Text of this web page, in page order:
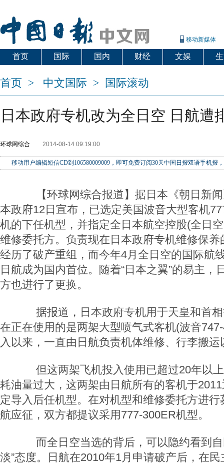
移动新媒体
首页 国际 国内 财经 文娱
首页 > 中文国际 > 国际滚动
日本政府专机改为全日空 日航遭
环球网综合 2014-08-14 09:19:00
移动用户编辑短信CD到106580009009，即可免费订阅30天中国日报双语手机报
【环球网综合报道】据日本《朝日新闻
本政府12日宣布，已选定美国波音大型客机
机的下任机型，并指定全日本航空控股(全日
维修委托方。负责现在日本政府专机维修保
经历了破产重组，而今年4月全日空的国际航
日航成为国内首位。随着“日本之翼”的易主，
方也进行了更换。
据报道，日本政府专机用于天皇和首相
在正在使用的是两架大型喷气式客机(波音
入以来，一直由日航负责机体维修、行李搬
但这两架飞机投入使用已超过20年以上
耗油量过大，这两架由日航所有的客机于
定导入后任机型。在对机型和维修委托方进
航应征，双方都提议采用777-300ER机型。
而全日空当选的背后，可以隐约看到自
淡”态度。日航在2010年1月申请破产后，在